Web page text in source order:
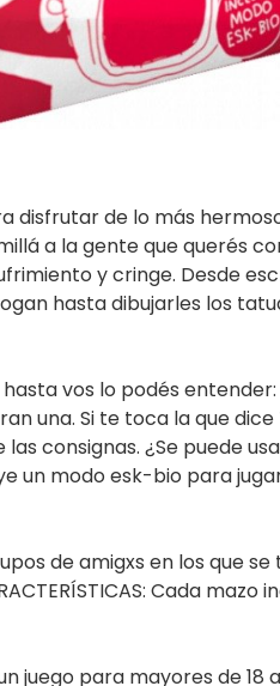
disfrutar de lo más
a la gente que querés
y cringe. Desde
hasta dibujarles los
vos lo podés entender:
una. Si te toca la que dice
consignas. ¿Se puede
un modo esk-bio para
de amigxs en los que se
Cada mazo
juego para mayores de 18